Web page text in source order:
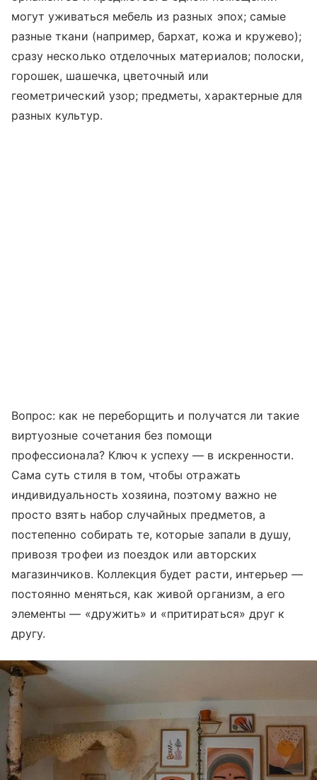
могут уживаться мебель из разных эпох; самые
разные ткани (например, бархат, кожа и кружево);
сразу несколько отделочных материалов; полоски,
горошек, шашечка, цветочный или
геометрический узор; предметы, характерные для
разных культур.
Вопрос: как не переборщить и получатся ли такие
виртуозные сочетания без помощи
профессионала? Ключ к успеху — в искренности.
Сама суть стиля в том, чтобы отражать
индивидуальность хозяина, поэтому важно не
просто взять набор случайных предметов, а
постепенно собирать те, которые запали в душу,
привозя трофеи из поездок или авторских
магазинчиков. Коллекция будет расти, интерьер —
постоянно меняться, как живой организм, а его
элементы — «дружить» и «притираться» друг к
другу.